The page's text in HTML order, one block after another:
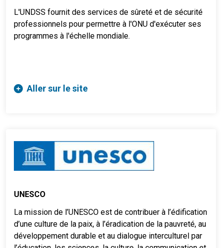
L'UNDSS fournit des services de sûreté et de sécurité
professionnels pour permettre à l'ONU d'exécuter ses
programmes à l'échelle mondiale.
Aller sur le site
UNESCO
La mission de l’UNESCO est de contribuer à l’édification
d’une culture de la paix, à l’éradication de la pauvreté, au
développement durable et au dialogue interculturel par